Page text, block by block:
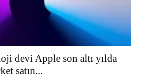
devi Apple son altı yılda
satın...